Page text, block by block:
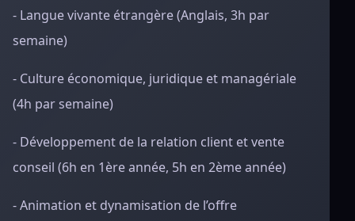
- Langue vivante étrangère (Anglais, 3h par
semaine)
- Culture économique, juridique et managériale
(4h par semaine)
- Développement de la relation client et vente
conseil (6h en 1ère année, 5h en 2ème année)
- Animation et dynamisation de l’offre